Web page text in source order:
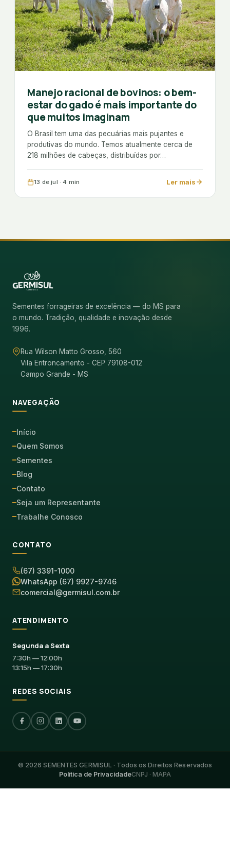
Manejo racional de bovinos: o bem-
estar do gado é mais importante do
que muitos imaginam
O Brasil tem uma das pecuárias mais pujantes e
produtivas do mundo. Temos atualmente cerca de
218 milhões de cabeças, distribuídas por…
13 de jul · 4 min Ler mais
Sementes forrageiras de excelência — do MS para
o mundo. Tradição, qualidade e inovação desde
1996.
Rua Wilson Matto Grosso, 560
Vila Entroncamento - CEP 79108-012
Campo Grande - MS
NAVEGAÇÃO
Início
Quem Somos
Sementes
Blog
Contato
Seja um Representante
Trabalhe Conosco
CONTATO
(67) 3391-1000
WhatsApp (67) 9927-9746
comercial@germisul.com.br
ATENDIMENTO
Segunda a Sexta
7:30h — 12:00h
13:15h — 17:30h
REDES SOCIAIS
© 2026 SEMENTES GERMISUL · Todos os Direitos Reservados
Política de PrivacidadeCNPJ · MAPA